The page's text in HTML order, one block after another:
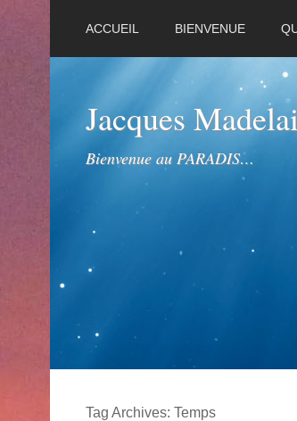
ACCUEIL BIENVENUE
Jacques
Bienvenue au PARADIS…
Tag Archives: Temps